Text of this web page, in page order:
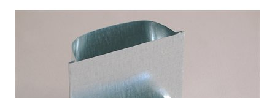
Nouveaux produits
Nous joindre